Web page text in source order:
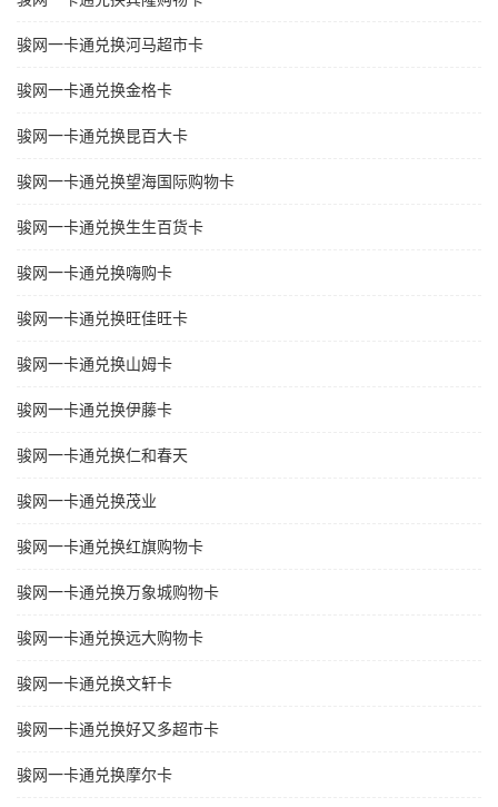
骏网一卡通兑换河马超市卡
骏网一卡通兑换金格卡
骏网一卡通兑换昆百大卡
骏网一卡通兑换望海国际购物卡
骏网一卡通兑换生生百货卡
骏网一卡通兑换嗨购卡
骏网一卡通兑换旺佳旺卡
骏网一卡通兑换山姆卡
骏网一卡通兑换伊藤卡
骏网一卡通兑换仁和春天
骏网一卡通兑换茂业
骏网一卡通兑换红旗购物卡
骏网一卡通兑换万象城购物卡
骏网一卡通兑换远大购物卡
骏网一卡通兑换文轩卡
骏网一卡通兑换好又多超市卡
骏网一卡通兑换摩尔卡